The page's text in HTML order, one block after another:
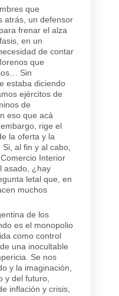
que
atrás, un defensor
frenar el alza
en un
de contar
que
Sin
estaba diciendo
ejércitos de
de
eso que acá
rige el
la oferta y la
al fin y al cabo,
Interior
asado, ¿hay
letal que, en
muchos
de los
es el monopolio
como control
una inocultable
Se nos
y la imaginación,
y del futuro,
inflación y crisis,